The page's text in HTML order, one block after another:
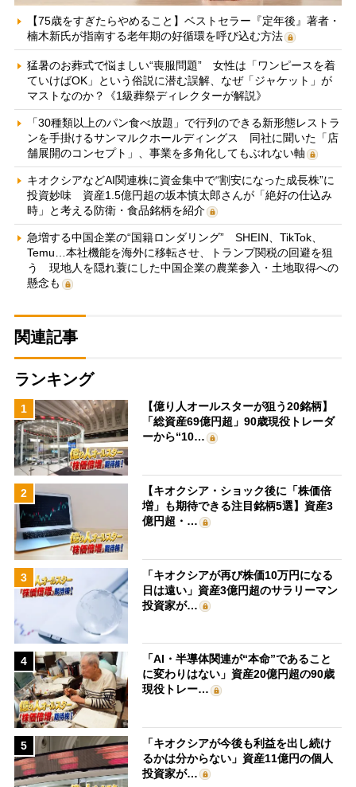
【75歳をすぎたらやめること】ベストセラー『定年後』著者・
楠木新氏が指南する老年期の好循環を呼び込む方法
猛暑のお葬式で悩ましい“喪服問題” 女性は「ワンピースを着
ていけばOK」という俗説に潜む誤解、なぜ「ジャケット」が
マストなのか？《1級葬祭ディレクターが解説》
「30種類以上のパン食べ放題」で行列のできる新形態レストラ
ンを手掛けるサンマルクホールディングス 同社に聞いた「店
舗展開のコンセプト」、事業を多角化してもぶれない軸
キオクシアなどAI関連株に資金集中で“割安になった成長株”に
投資妙味 資産1.5億円超の坂本慎太郎さんが「絶好の仕込み
時」と考える防衛・食品銘柄を紹介
急増する中国企業の“国籍ロンダリング” SHEIN、TikTok、
Temu…本社機能を海外に移転させ、トランプ関税の回避を狙
う 現地人を隠れ蓑にした中国企業の農業参入・土地取得への
懸念も
関連記事
ランキング
1
【億り人オールスターが狙う20銘柄】
「総資産69億円超」90歳現役トレーダ
ーから“10…
2
【キオクシア・ショック後に「株価倍
増」も期待できる注目銘柄5選】資産3
億円超・…
3
「キオクシアが再び株価10万円になる
日は遠い」資産3億円超のサラリーマン
投資家が…
4
「AI・半導体関連が“本命”であること
に変わりはない」資産20億円超の90歳
現役トレー…
5
「キオクシアが今後も利益を出し続け
るかは分からない」資産11億円の個人
投資家が…